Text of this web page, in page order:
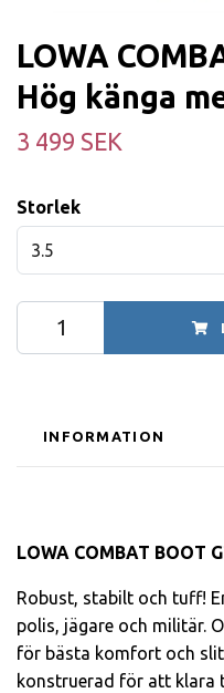
LOWA
Hög känga
3 499 SEK
Storlek
3.5
INFORMATION
LOWA COMBAT BOOT
Robust, stabilt och tuff!
polis, jägare och militär.
för bästa komfort och
konstruerad för att klara